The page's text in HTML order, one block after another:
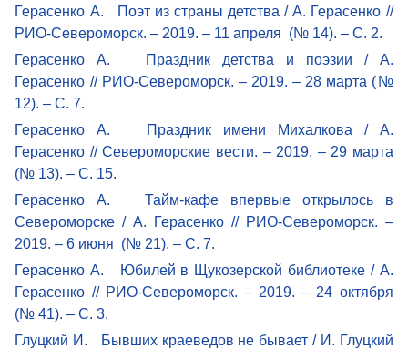
Герасенко А. Поэт из страны детства / А. Герасенко //
РИО-Североморск. – 2019. – 11 апреля (№ 14). – С. 2.
Герасенко А. Праздник детства и поэзии / А.
Герасенко // РИО-Североморск. – 2019. – 28 марта (№
12). – С. 7.
Герасенко А. Праздник имени Михалкова / А.
Герасенко // Североморские вести. – 2019. – 29 марта
(№ 13). – С. 15.
Герасенко А. Тайм-кафе впервые открылось в
Североморске / А. Герасенко // РИО-Североморск. –
2019. – 6 июня (№ 21). – С. 7.
Герасенко А. Юбилей в Щукозерской библиотеке / А.
Герасенко // РИО-Североморск. – 2019. – 24 октября
(№ 41). – С. 3.
Глуцкий И. Бывших краеведов не бывает / И. Глуцкий